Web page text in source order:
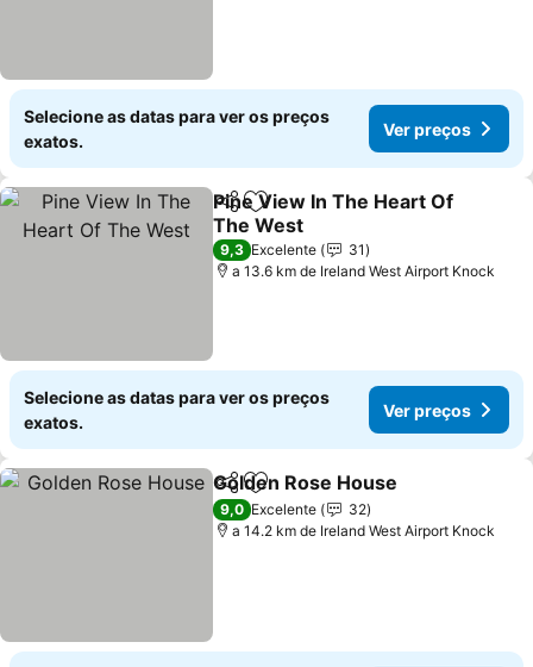
Selecione as datas para ver os preços
exatos.
Ver preços
PartilharAdicionar aos favoritos
Pine View In The Heart Of
The West
9,3 Excelente
31
a 13.6 km de Ireland West Airport Knock
Selecione as datas para ver os preços
exatos.
Ver preços
PartilharAdicionar aos favoritos
Golden Rose House
9,0 Excelente
32
a 14.2 km de Ireland West Airport Knock